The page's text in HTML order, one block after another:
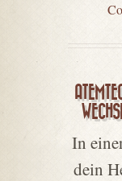
In
dein